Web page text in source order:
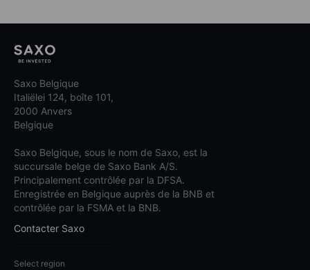
Saxo Belgique
Italiëlei 124, boîte 101,
2000 Anvers
Belgique
Saxo Belgique, sous le nom de Saxo, est la
succursale belge de Saxo Bank A/S.
Principalement contrôlée par la DFSA.
Enregistrée en Belgique auprès de la BNB et
contrôlée par la FSMA et la BNB.
Contacter Saxo
Select region